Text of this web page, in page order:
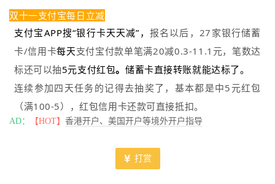
双十一支付宝每日立减
支付宝APP搜“银行卡天天减”， 报名以后，27家银行储蓄
卡/信用卡每天支付宝付款单笔满20减0.3-11.1元，笔数达
标还可以抽5元支付红包。 储蓄卡直接转账就能达标了。
连续参加四天任务的记得去抽奖了，基本都是中5元红包
（满100-5），红包信用卡还款可直接抵扣。
AD： 【HOT】 香港开户、美国开户等境外开户指导
打赏